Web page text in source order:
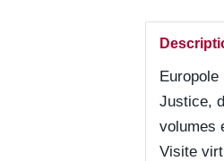
Justice,
volumes
Visite